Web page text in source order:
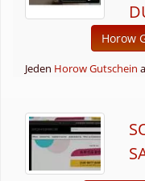
Horow
Jeden Horow Gutschein